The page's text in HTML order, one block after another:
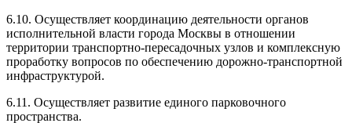
6.10. Осуществляет координацию деятельности органов
исполнительной власти города Москвы в отношении
территории транспортно-пересадочных узлов и комплексную
проработку вопросов по обеспечению дорожно-транспортной
инфраструктурой.
6.11. Осуществляет развитие единого парковочного
пространства.